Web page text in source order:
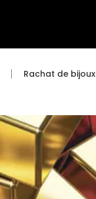
Rachat de bijoux